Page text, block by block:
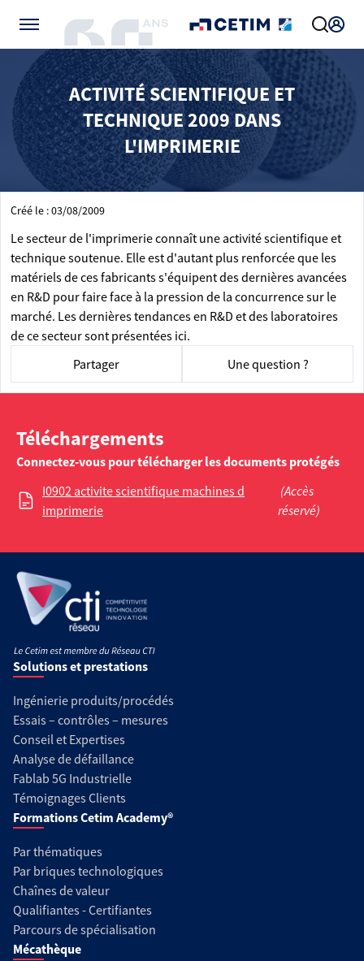
ACTIVITÉ SCIENTIFIQUE ET
TECHNIQUE 2009 DANS
L'IMPRIMERIE
Créé le : 03/08/2009
Le secteur de l'imprimerie connaît une activité scientifique et
technique soutenue. Elle est d'autant plus renforcée que les
matériels de ces fabricants s'équipent des dernières avancées
en R&D pour faire face à la pression de la concurrence sur le
marché. Les dernières tendances en R&D et des laboratoires
de ce secteur sont présentées ici.
Partager
Une question ?
Téléchargements
Connectez-vous pour télécharger les documents protégés
I0902 activite scientifique machines d
imprimerie
(Accès
réservé)
Solutions et prestations
Ingénierie produits/procédés
Essais – contrôles – mesures
Conseil et Expertises
Analyse de défaillance
Fablab 5G Industrielle
Témoignages Clients
Formations Cetim Academy®
Par thématiques
Par briques technologiques
Chaînes de valeur
Qualifiantes - Certifiantes
Parcours de spécialisation
Mécathèque